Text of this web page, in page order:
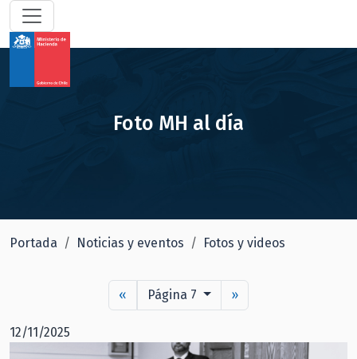
Foto MH al día
Portada Noticias y eventos Fotos y videos
« Página 7 »
12/11/2025